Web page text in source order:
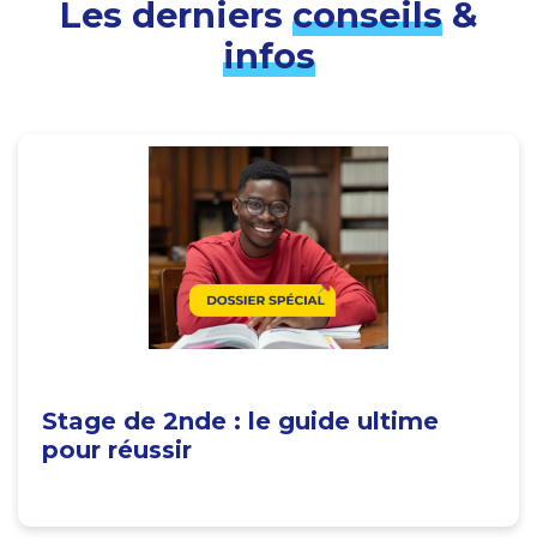
Les derniers conseils&
infos
Stage de 2nde : le guide ultime
pour réussir